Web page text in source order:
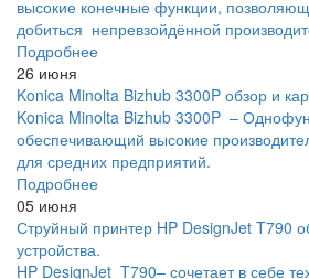
высокие конечные функции,
добиться непревзойдённой
Подробнее
26 июня
Konica Minolta Bizhub 3300P обзор и
Konica Minolta Bizhub 3300P –
обеспечивающий высокие
для средних предприятий.
Подробнее
05 июня
Струйный принтер HP DesignJet T790
устройства.
HP DesignJet T790– сочетает в себе